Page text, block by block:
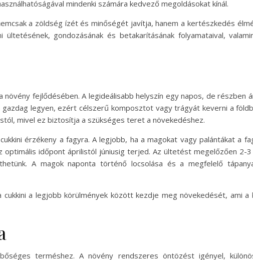
mindenki számára kedvező megoldásokat kínál.
a zöldség ízét és minőségét javítja, hanem a kertészkedés
ültetésének, gondozásának és betakarításának folyamataival,
növény fejlődésében. A legideálisabb helyszín egy napos, de részben
gazdag legyen, ezért célszerű komposztot vagy trágyát keverni a
mivel ez biztosítja a szükséges teret a növekedéshez.
érzékeny a fagyra. A legjobb, ha a magokat vagy palántákat a
optimális időpont áprilistól júniusig terjed. Az ültetést megelőzően 2-
A magok naponta történő locsolása és a megfelelő
a legjobb körülmények között kezdje meg növekedését, ami
terméshez. A növény rendszeres öntözést igényel,